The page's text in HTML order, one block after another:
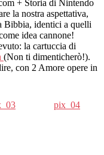
+ Storia di Nintendo
la nostra aspettativa,
Bibbia, identici a quelli
idea cannone!
la cartuccia di
(Non ti dimenticherò!).
con 2 Amore opere in
pix_04